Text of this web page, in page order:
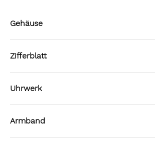
Gehäuse
Zifferblatt
Uhrwerk
Armband